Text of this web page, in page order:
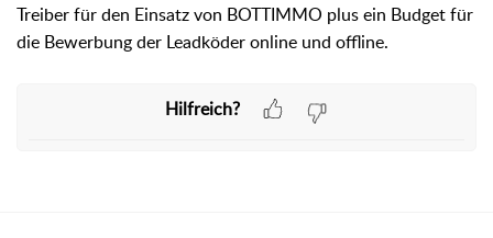
Treiber für den Einsatz von BOTTIMMO plus ein Budget für
die Bewerbung der Leadköder online und offline.
Hilfreich?